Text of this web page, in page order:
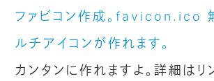
ファビコン作成。favicon.ico
ルチアイコンが作れます。
カンタンに作れますよ。詳細はリ